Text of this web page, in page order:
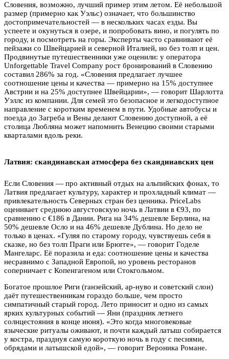
Словения, возможно, лучший пример этим летом. Её небольшой
размер (примерно как Уэльс) означает, что большинство
достопримечательностей — в нескольких часах езды. Вы
успеете и окунуться в озере, и попробовать вино, и погулять по
городу, и посмотреть на горы. Эксперты часто сравнивают её
пейзажи со Швейцарией и северной Италией, но без толп и цен.
Продвинутые путешественники уже оценили: у оператора
Unforgettable Travel Company рост бронирований в Словению
составил 286% за год. «Словения предлагает лучшее
соотношение цены и качества — примерно на 15% доступнее
Австрии и на 25% доступнее Швейцарии», — говорит Шарлотта
Уэллс из компании. Для семей это безопасное и легкодоступное
направление с коротким временем в пути. Удобные автобусы и
поезда до Загреба и Вены делают Словению доступной, а её
столица Любляна может напомнить Венецию своими старыми
кварталами вдоль реки.
Латвия: скандинавская атмосфера без скандинавских цен
Если Словения — про активный отдых на альпийских фонах, то
Латвия предлагает культуру, характер и прохладный климат —
привлекательность Северных стран без ценника. PriceLabs
оценивает среднюю августовскую ночь в Латвии в €93, по
сравнению с €186 в Дании. Рига на 34% дешевле Берлина, на
50% дешевле Осло и на 46% дешевле Дублина. Но дело не
только в ценах. «Гуляя по старому городу, чувствуешь себя в
сказке, но без толп Праги или Брюгге», — говорит Годеле
Мангеларс. Её поразила и еда: соотношение цены и качества
несравнимо с Западной Европой, но уровень ресторанов
соперничает с Копенгагеном или Стокгольмом.
Богатое прошлое Риги (ганзейский, ар-нуво и советский слои)
даёт путешественникам гораздо больше, чем просто
симпатичный старый город. Лето приносит и одно из самых
ярких культурных событий — Яни (праздник летнего
солнцестояния в конце июня). «Это когда многовековые
языческие ритуалы оживают, и почти каждый латыш собирается
у костра, празднуя самую короткую ночь в году с песнями,
обрядами и латышской едой», — говорит Вероника Романе.